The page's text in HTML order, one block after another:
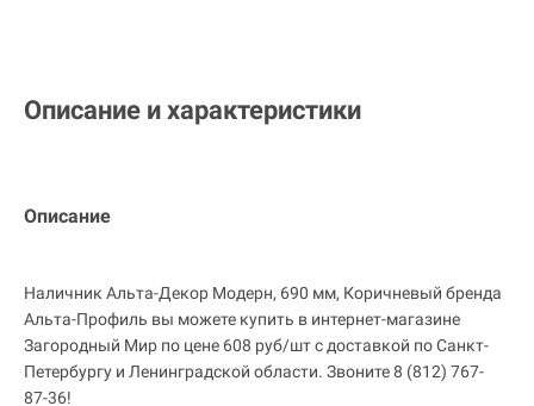
Описание и характеристики
Описание
Наличник Альта-Декор Модерн, 690 мм, Коричневый бренда
Альта-Профиль вы можете купить в интернет-магазине
Загородный Мир по цене 608 руб/шт с доставкой по Санкт-
Петербургу и Ленинградской области. Звоните 8 (812) 767-
87-36!